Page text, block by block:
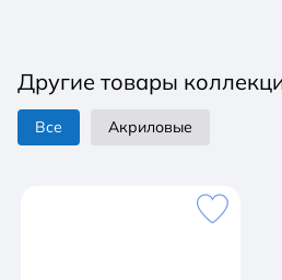
Другие товары
Все Акриловые